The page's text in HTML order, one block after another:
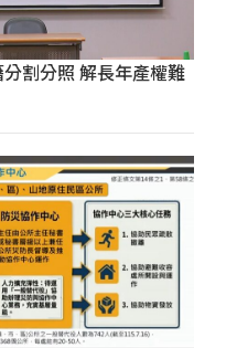
割分照 解長年產權難